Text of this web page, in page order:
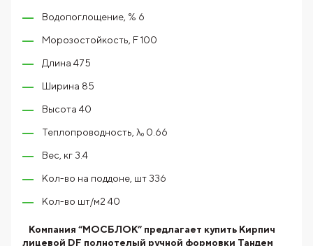
Водопоглощение, % 6
Морозостойкость, F 100
Длина 475
Ширина 85
Высота 40
Теплопроводность, λ₀ 0.66
Вес, кг 3.4
Кол-во на поддоне, шт 336
Кол-во шт/м2 40
Компания “МОСБЛОК” предлагает купить Кирпич
лицевой DF полнотелый ручной формовки Тандем